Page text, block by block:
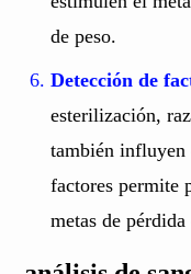
de peso.
Detección de
esterilización,
también influyen
factores permite
metas de pérdida